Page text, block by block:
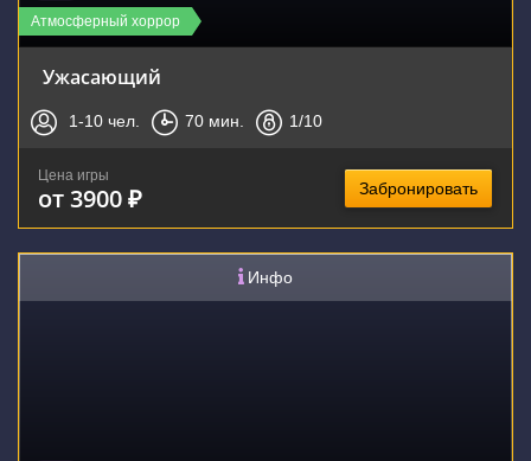
Атмосферный хоррор
Ужасающий
1-10 чел. 70 мин. 1/10
Цена игры
от 3900 ₽ Забронировать
Инфо